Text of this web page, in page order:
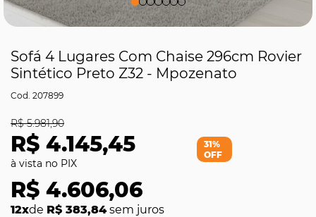
Sofá 4 Lugares Com Chaise 296cm Rovier
Sintético Preto Z32 - Mpozenato
207899
R$ 4.145,45
R$ 5.981,90
R$ 4.606,06
12xde R$ 383,84sem juros
31%
OFF